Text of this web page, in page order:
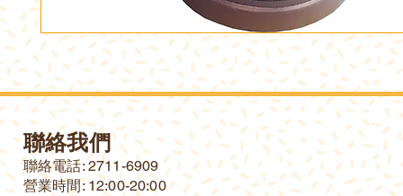
聯絡我們
​聯絡電話: 2711-6909
營業時間: 12:00-20:00